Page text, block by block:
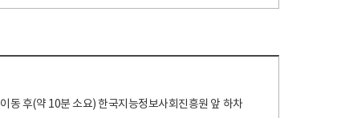
후(약 10분 소요) 한국지능정보사회진흥원 앞 하차